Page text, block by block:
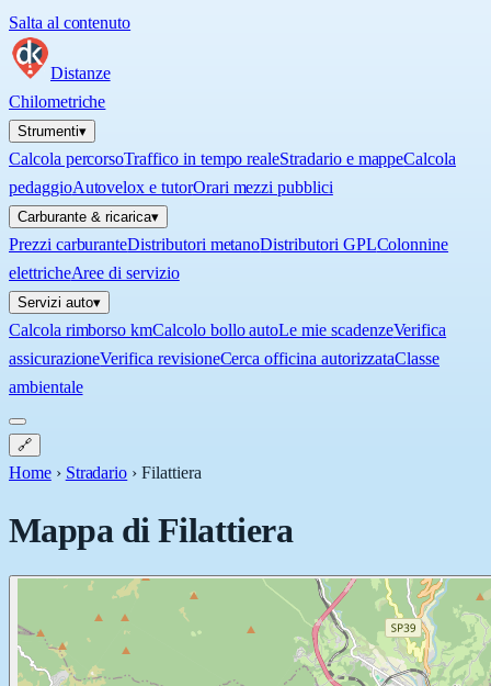
Salta al contenuto
Distanze
Chilometriche
Strumenti▾
Calcola percorsoTraffico in tempo realeStradario e mappeCalcola
pedaggioAutovelox e tutorOrari mezzi pubblici
Carburante & ricarica▾
Prezzi carburanteDistributori metanoDistributori GPLColonnine
elettricheAree di servizio
Servizi auto▾
Calcola rimborso kmCalcolo bollo autoLe mie scadenzeVerifica
assicurazioneVerifica revisioneCerca officina autorizzataClasse
ambientale
🔗
Home › Stradario ›Filattiera
Mappa diFilattiera